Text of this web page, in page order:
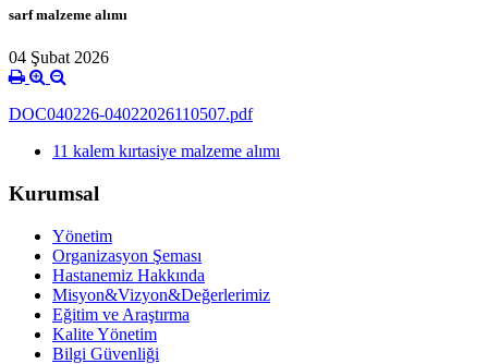
sarf malzeme alımı
04 Şubat 2026
DOC040226-04022026110507.pdf
11 kalem kırtasiye malzeme alımı
Kurumsal
Yönetim
Organizasyon Şeması
Hastanemiz Hakkında
Misyon&Vizyon&Değerlerimiz
Eğitim ve Araştırma
Kalite Yönetim
Bilgi Güvenliği